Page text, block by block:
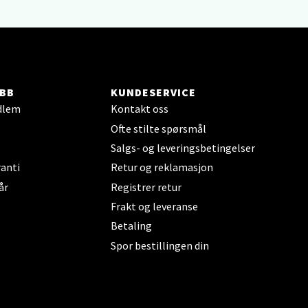
KUNDESERVICE
Kontakt oss
Ofte stilte spørsmål
Salgs- og leveringsbetingelser
Retur og reklamasjon
Registrer retur
Frakt og leveranse
Betaling
Spor bestillingen din